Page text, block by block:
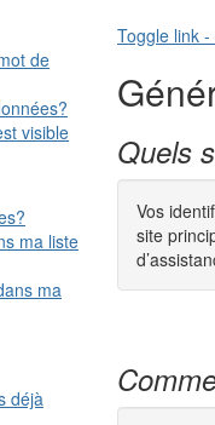
de
visible
ma liste
ma
déjà
Toggle link -
Quels
Vos
site